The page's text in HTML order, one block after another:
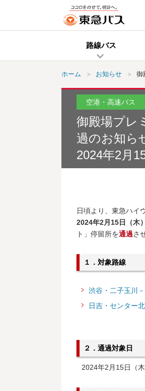
路線バス
ホーム お知らせ 御
空港・高速バス
御殿場プレ
過のお知ら
2024年2月
日頃より、東急ハイ
2024年2月15日（木）
ト」停留所を通過さ
１．対象路線
渋谷・二子玉川
日吉・センター
２．通過対象日
2024年2月15日（木